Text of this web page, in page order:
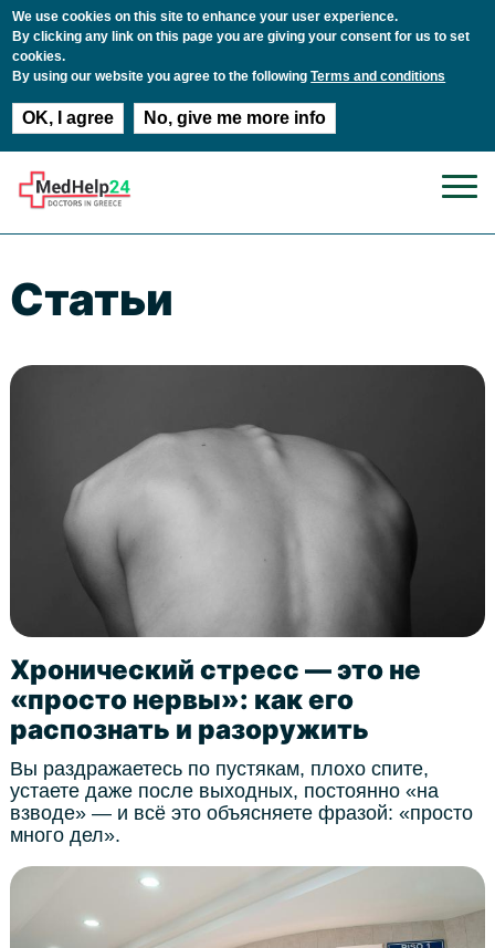
We use cookies on this site to enhance your user experience.
By clicking any link on this page you are giving your consent for us to set
cookies.
By using our website you agree to the followingTerms and conditions
OK, I agree No, give me more info
Статьи
Хронический стресс — это не
«просто нервы»: как его
распознать и разоружить
Вы раздражаетесь по пустякам, плохо спите,
устаете даже после выходных, постоянно «на
взводе» — и всё это объясняете фразой: «просто
много дел».